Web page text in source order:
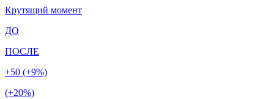
Крутящий момент
ДО
ПОСЛЕ
+50 (+9%)
(+20%)